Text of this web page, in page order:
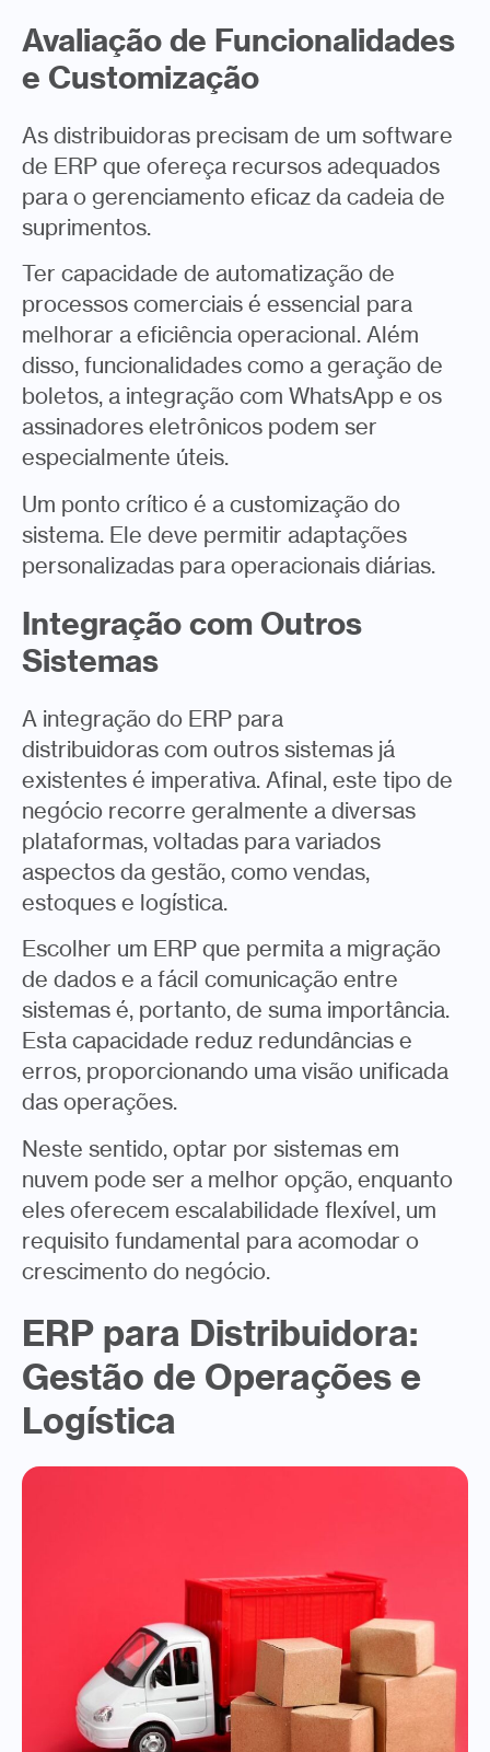
Avaliação de Funcionalidades
e Customização
As distribuidoras precisam de um software
de ERP que ofereça recursos adequados
para o gerenciamento eficaz da cadeia de
suprimentos.
Ter capacidade de automatização de
processos comerciais é essencial para
melhorar a eficiência operacional. Além
disso, funcionalidades como a geração de
boletos, a integração com WhatsApp e os
assinadores eletrônicos podem ser
especialmente úteis.
Um ponto crítico é a customização do
sistema. Ele deve permitir adaptações
personalizadas para operacionais diárias.
Integração com Outros
Sistemas
A integração do ERP para
distribuidoras com outros sistemas já
existentes é imperativa. Afinal, este tipo de
negócio recorre geralmente a diversas
plataformas, voltadas para variados
aspectos da gestão, como vendas,
estoques e logística.
Escolher um ERP que permita a migração
de dados e a fácil comunicação entre
sistemas é, portanto, de suma importância.
Esta capacidade reduz redundâncias e
erros, proporcionando uma visão unificada
das operações.
Neste sentido, optar por sistemas em
nuvem pode ser a melhor opção, enquanto
eles oferecem escalabilidade flexível, um
requisito fundamental para acomodar o
crescimento do negócio.
ERP para Distribuidora:
Gestão de Operações e
Logística